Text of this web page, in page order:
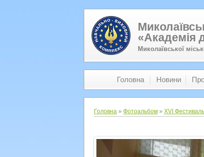
«Академія
Миколаївської
Головна Новини
Головна » Фотоальбом » XVI